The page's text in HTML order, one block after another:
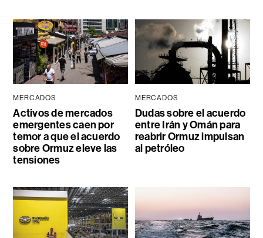
MERCADOS
Activos de mercados
emergentes caen por
temor a que el acuerdo
sobre Ormuz eleve las
tensiones
MERCADOS
Dudas sobre el acuerdo
entre Irán y Omán para
reabrir Ormuz impulsan
al petróleo